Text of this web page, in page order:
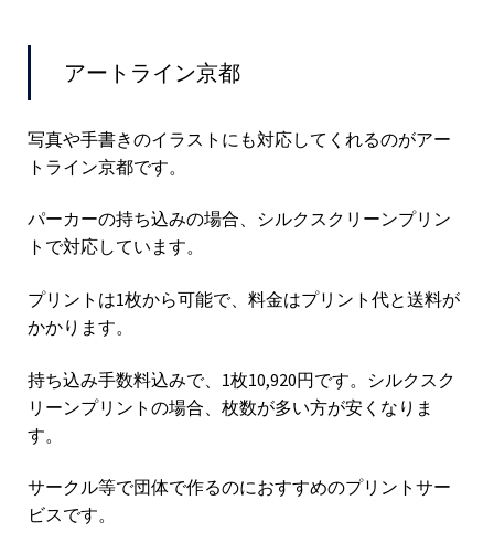
アートライン京都
写真や手書きのイラストにも対応してくれるのがアー
トライン京都です。
パーカーの持ち込みの場合、シルクスクリーンプリン
トで対応しています。
プリントは1枚から可能で、料金はプリント代と送料が
かかります。
持ち込み手数料込みで、1枚10,920円です。シルクスク
リーンプリントの場合、枚数が多い方が安くなりま
す。
サークル等で団体で作るのにおすすめのプリントサー
ビスです。